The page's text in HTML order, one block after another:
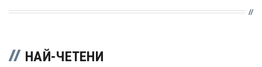
НАЙ-ЧЕТЕНИ